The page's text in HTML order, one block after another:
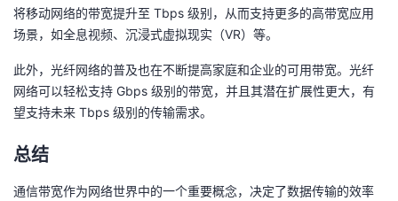
将移动网络的带宽提升至 Tbps 级别，从而支持更多的高带宽应用
场景，如全息视频、沉浸式虚拟现实（VR）等。
此外，光纤网络的普及也在不断提高家庭和企业的可用带宽。光纤
网络可以轻松支持 Gbps 级别的带宽，并且其潜在扩展性更大，有
望支持未来 Tbps 级别的传输需求。
总结
通信带宽作为网络世界中的一个重要概念，决定了数据传输的效率